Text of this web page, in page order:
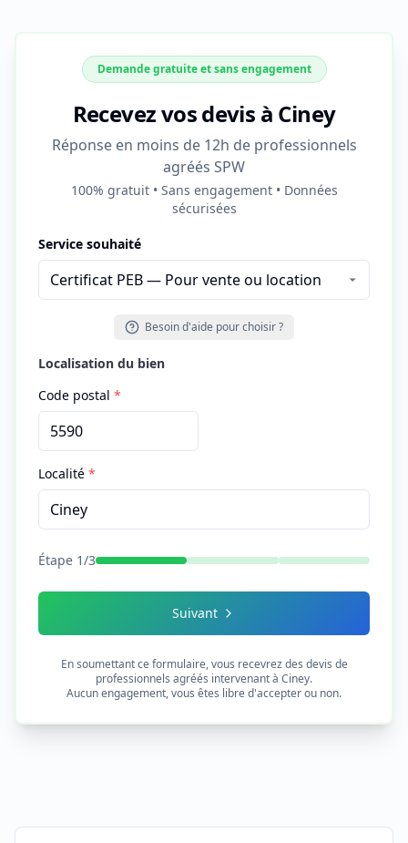
Demande gratuite et sans engagement
Recevez vos devis à Ciney
Réponse en moins de 12h de professionnels
agréés SPW
100% gratuit • Sans engagement • Données
sécurisées
Service souhaité
Besoin d'aide pour choisir ?
Localisation du bien
Code postal *
Localité *
Étape 1/3
Suivant
En soumettant ce formulaire, vous recevrez des devis de
professionnels agréés intervenant à Ciney.
Aucun engagement, vous êtes libre d'accepter ou non.